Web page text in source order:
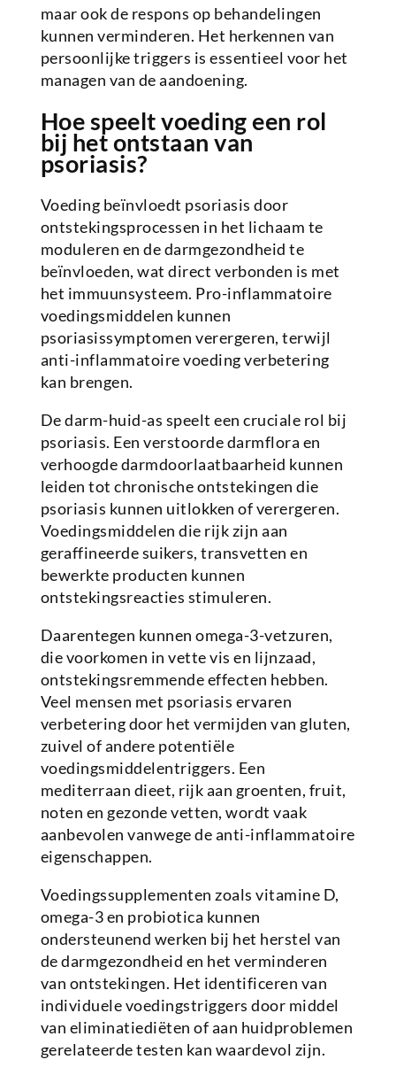
maar ook de respons op behandelingen
kunnen verminderen. Het herkennen van
persoonlijke triggers is essentieel voor het
managen van de aandoening.
Hoe speelt voeding een rol
bij het ontstaan van
psoriasis?
Voeding beïnvloedt psoriasis door
ontstekingsprocessen in het lichaam te
moduleren en de darmgezondheid te
beïnvloeden, wat direct verbonden is met
het immuunsysteem. Pro-inflammatoire
voedingsmiddelen kunnen
psoriasissymptomen verergeren, terwijl
anti-inflammatoire voeding verbetering
kan brengen.
De darm-huid-as speelt een cruciale rol bij
psoriasis. Een verstoorde darmflora en
verhoogde darmdoorlaatbaarheid kunnen
leiden tot chronische ontstekingen die
psoriasis kunnen uitlokken of verergeren.
Voedingsmiddelen die rijk zijn aan
geraffineerde suikers, transvetten en
bewerkte producten kunnen
ontstekingsreacties stimuleren.
Daarentegen kunnen omega-3-vetzuren,
die voorkomen in vette vis en lijnzaad,
ontstekingsremmende effecten hebben.
Veel mensen met psoriasis ervaren
verbetering door het vermijden van gluten,
zuivel of andere potentiële
voedingsmiddelentriggers. Een
mediterraan dieet, rijk aan groenten, fruit,
noten en gezonde vetten, wordt vaak
aanbevolen vanwege de anti-inflammatoire
eigenschappen.
Voedingssupplementen zoals vitamine D,
omega-3 en probiotica kunnen
ondersteunend werken bij het herstel van
de darmgezondheid en het verminderen
van ontstekingen. Het identificeren van
individuele voedingstriggers door middel
van eliminatiediëten of aan huidproblemen
gerelateerde testen kan waardevol zijn.